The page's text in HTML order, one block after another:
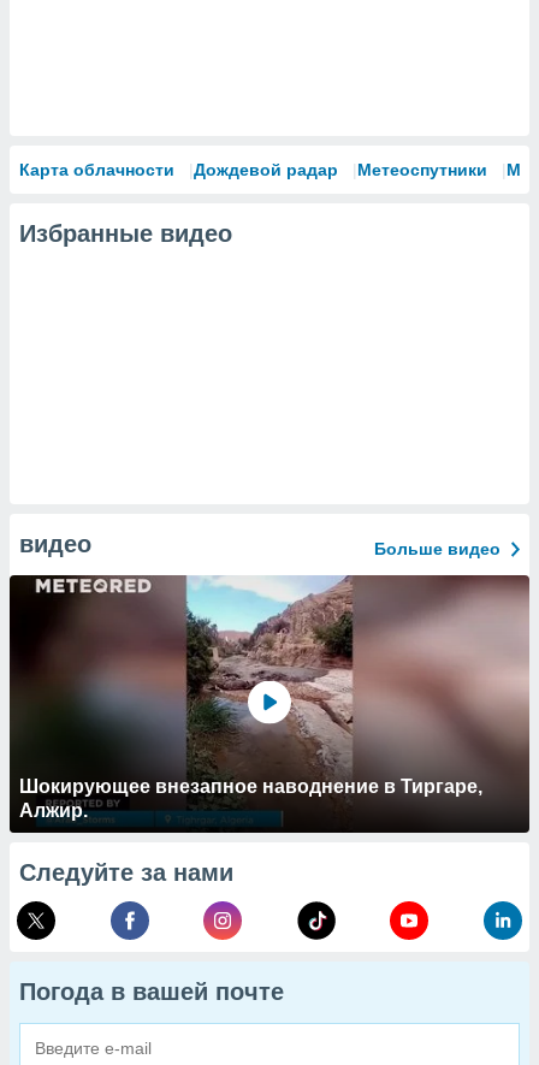
Карта облачности Дождевой радар Метеоспутники
Избранные видео
видео Больше видео
Шокирующее внезапное наводнение в Тиргаре,
Алжир.
Следуйте за нами
Погода в вашей почте